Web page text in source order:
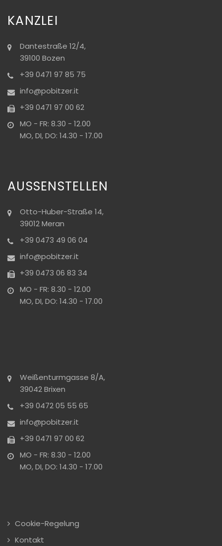
KANZLEI
Dantestraße 12/4,
39100 Bozen
+39 0471 97 85 75
info@pobitzer.it
+39 0471 97 00 62
MO - FR: 8.30 - 12.00
MO, DI, DO: 14.30 - 17.00
AUSSENSTELLEN
Otto-Huber-Straße 14,
39012 Meran
+39 0473 49 06 04
info@pobitzer.it
+39 0473 06 83 34
MO - FR: 8.30 - 12.00
MO, DI, DO: 14.30 - 17.00
Weißenturmgasse 8/A,
39042 Brixen
+39 0472 05 55 65
info@pobitzer.it
+39 0471 97 00 62
MO - FR: 8.30 - 12.00
MO, DI, DO: 14.30 - 17.00
Cookie-Regelung
Kontakt